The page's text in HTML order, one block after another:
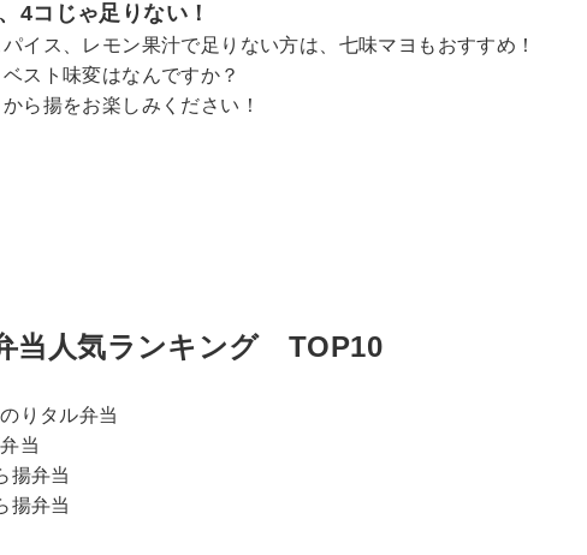
4コじゃ足りない！
イス、レモン果汁で足りない方は、七味マヨもおすすめ！
スト味変はなんですか？
ら揚をお楽しみください！
当人気ランキング TOP10
りタル弁当
当
揚弁当
揚弁当